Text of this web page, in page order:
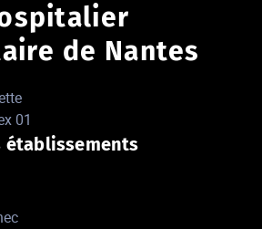
de Nantes
01
établissements